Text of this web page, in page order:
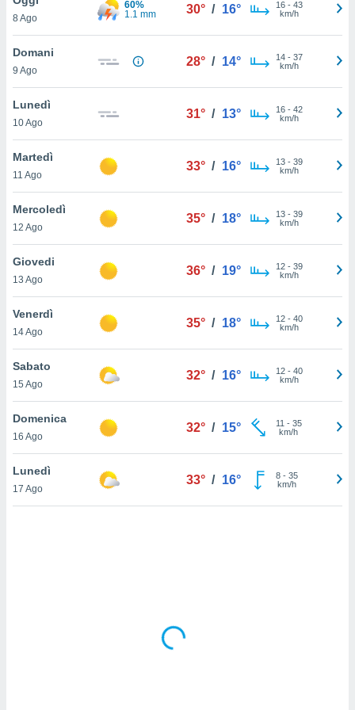
è
al sito
di
ci
di
il
un
la
nella
cookie
in
8 Ago
60%
1.1 mm
30° / 16° 16- 43
km/h
Domani
9 Ago
28° / 14° 14- 37
km/h
Lunedì
10 Ago
31° / 13° 16- 42
km/h
Martedì
11 Ago
33° / 16° 13- 39
km/h
Mercoledì
12 Ago
35° / 18° 13- 39
km/h
Giovedi
13 Ago
36° / 19° 12- 39
km/h
Venerdì
14 Ago
35° / 18° 12- 40
km/h
Sabato
15 Ago
32° / 16° 12- 40
km/h
Domenica
16 Ago
32° / 15° 11 - 35
km/h
Lunedì
17 Ago
33° / 16° 8- 35
km/h